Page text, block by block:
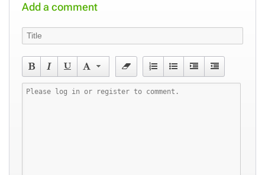
Add a comment